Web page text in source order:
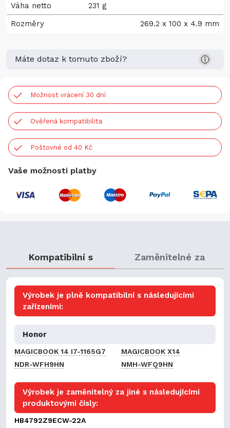
Váha netto
231 g
Rozměry
269.2 x 100 x 4.9 mm
Máte dotaz k tomuto zboží?
Možnost vrácení 30 dní
Ověřená kompatibilita
Poštovné od 40 Kč
Vaše možnosti platby
Kompatibilní s Zaměnitelné za
Výrobek je plně kompatibilní s následujícími
zařízeními:
Honor
MAGICBOOK 14 I7-1165G7
MAGICBOOK X14
NDR-WFH9HN
NMH-WFQ9HN
Výrobek je zaměnitelný za jiné s následujícími
produktovými čísly:
HB4792Z9ECW-22A